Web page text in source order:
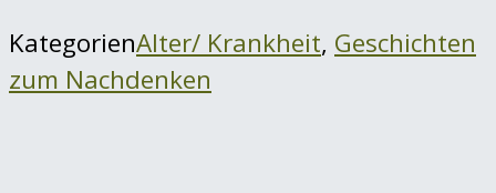
KategorienAlter/ Krankheit, Geschichten
zum Nachdenken